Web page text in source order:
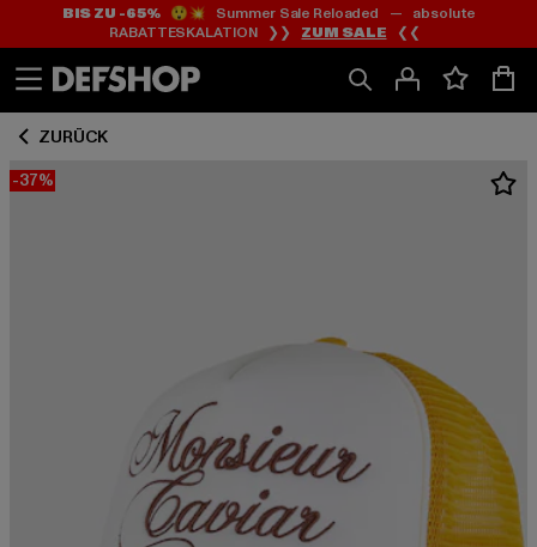
Zum
Inhalt
springen
Zum
Fußzeile
springen
BIS ZU -65%😲💥 Summer Sale Reloaded — absolute
RABATTESKALATION ❯❯ ZUM SALE ❮❮
ZURÜCK
-37%